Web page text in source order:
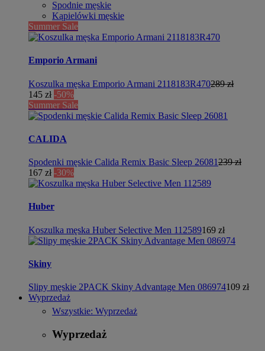
Spodnie męskie
Kąpielówki męskie
Summer Sale
Emporio Armani
Koszulka męska Emporio Armani 2118183R470289 zł
145 zł -50%
Summer Sale
CALIDA
Spodenki męskie Calida Remix Basic Sleep 26081239 zł
167 zł -30%
Huber
Koszulka męska Huber Selective Men 112589169 zł
Skiny
Slipy męskie 2PACK Skiny Advantage Men 086974109 zł
Wyprzedaż
Wszystkie: Wyprzedaż
Wyprzedaż